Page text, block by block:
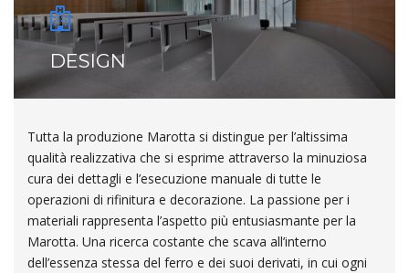
DESIGN
Tutta la produzione Marotta si distingue per l’altissima
qualità realizzativa che si esprime attraverso la minuziosa
cura dei dettagli e l’esecuzione manuale di tutte le
operazioni di rifinitura e decorazione. La passione per i
materiali rappresenta l’aspetto più entusiasmante per la
Marotta. Una ricerca costante che scava all’interno
dell’essenza stessa del ferro e dei suoi derivati, in cui ogni